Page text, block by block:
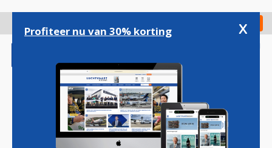
gaan
Check in
Magazine Podcasts Vacatures
Profiteer nu van 30% korting x